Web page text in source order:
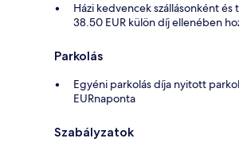
Házi kedvencek szállásonként
38.50 EUR külön díj ellenében
Parkolás
Egyéni parkolás díja nyitott
EURnaponta
Szabályzatok